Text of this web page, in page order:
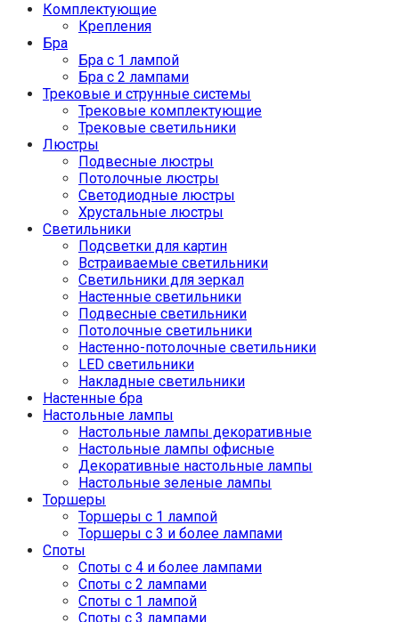
Комплектующие
Крепления
Бра
Бра с 1 лампой
Бра с 2 лампами
Трековые и струнные системы
Трековые комплектующие
Трековые светильники
Люстры
Подвесные люстры
Потолочные люстры
Светодиодные люстры
Хрустальные люстры
Светильники
Подсветки для картин
Встраиваемые светильники
Светильники для зеркал
Настенные светильники
Подвесные светильники
Потолочные светильники
Настенно-потолочные светильники
LED светильники
Накладные светильники
Настенные бра
Настольные лампы
Настольные лампы декоративные
Настольные лампы офисные
Декоративные настольные лампы
Настольные зеленые лампы
Торшеры
Торшеры с 1 лампой
Торшеры с 3 и более лампами
Споты
Споты с 4 и более лампами
Споты с 2 лампами
Споты с 1 лампой
Споты с 3 лампами